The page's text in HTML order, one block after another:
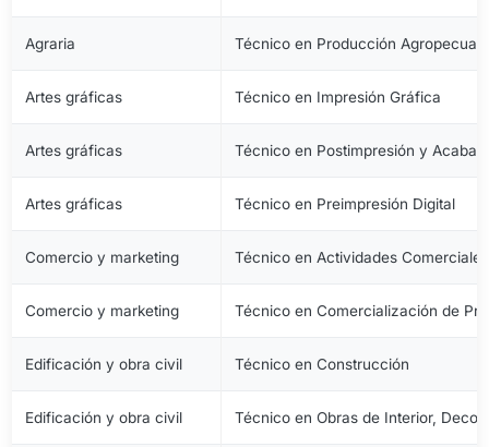
Agraria Técnico en Producción
Artes gráficas Técnico en Impresión Gráfica
Artes gráficas Técnico en Postimpresión y
Artes gráficas Técnico en Preimpresión Digital
Comercio y marketing Técnico en Actividades Comerciales
Comercio y marketing Técnico en Comercialización de
Edificación y obra civil Técnico en Construcción
Edificación y obra civil Técnico en Obras de Interior,